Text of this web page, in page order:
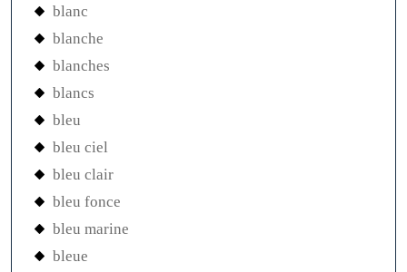
blanc
blanche
blanches
blancs
bleu
bleu ciel
bleu clair
bleu fonce
bleu marine
bleue